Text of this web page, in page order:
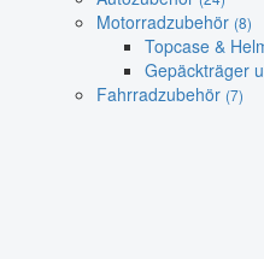
Motorradzubehör (8)
Topcase &
Gepäckträger
Fahrradzubehör (7)